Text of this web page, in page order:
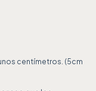
centímetros. (5cm